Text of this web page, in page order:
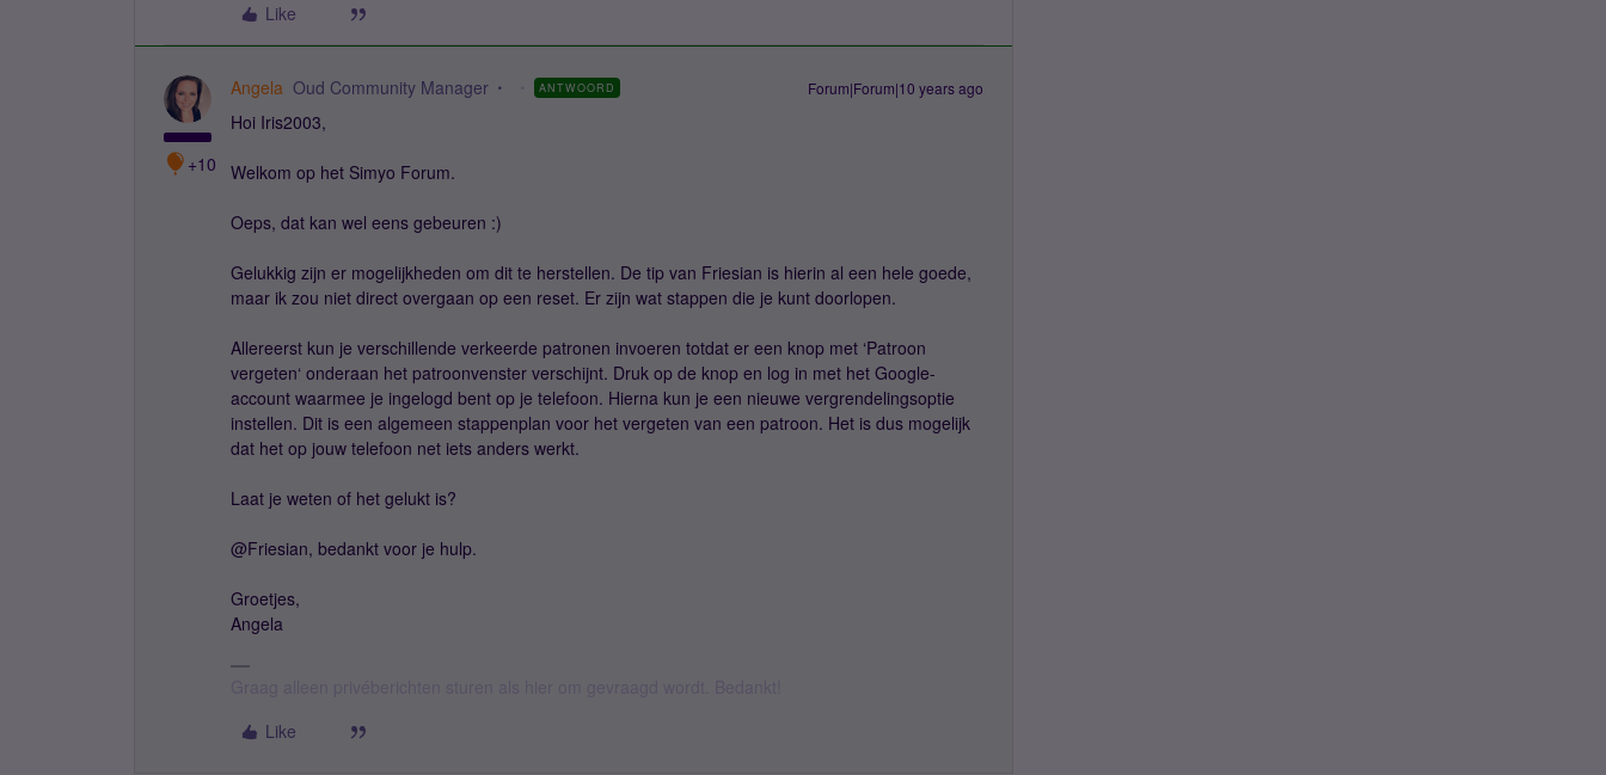
Like
+10
Angela Oud Community Manager ANTWOORD Forum|Forum|10 years ago
Hoi Iris2003,
Welkom op het Simyo Forum.
Oeps, dat kan wel eens gebeuren :)
Gelukkig zijn er mogelijkheden om dit te herstellen. De tip van Friesian is hierin al een hele goede,
maar ik zou niet direct overgaan op een reset. Er zijn wat stappen die je kunt doorlopen.
Allereerst kun je verschillende verkeerde patronen invoeren totdat er een knop met ‘Patroon
vergeten‘ onderaan het patroonvenster verschijnt. Druk op de knop en log in met het Google-
account waarmee je ingelogd bent op je telefoon. Hierna kun je een nieuwe vergrendelingsoptie
instellen. Dit is een algemeen stappenplan voor het vergeten van een patroon. Het is dus mogelijk
dat het op jouw telefoon net iets anders werkt.
Laat je weten of het gelukt is?
@Friesian, bedankt voor je hulp.
Groetjes,
Angela
Like